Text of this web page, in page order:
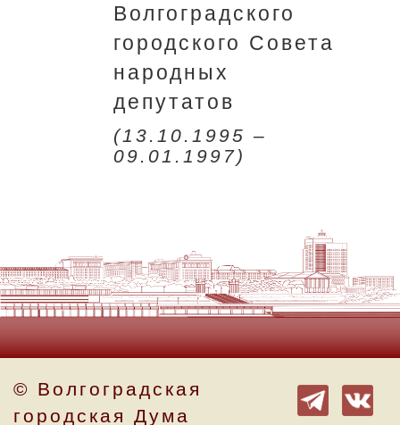
Волгоградского
городского Совета
народных
депутатов
(13.10.1995 –
09.01.1997)
© Волгоградская
городская Дума